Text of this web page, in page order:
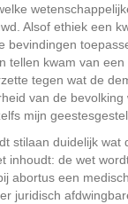
Alsof ethiek een
bevindingen
tellen kwam van een
tegen wat de
van de bevolking
mijn
stilaan duidelijk wat
inhoudt: de wet
abortus een
juridisch